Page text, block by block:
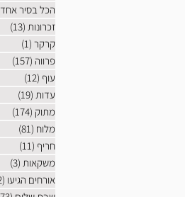
הכל בסיר אחד
זכרונות (13)
קרקר (1)
פרווה (157)
עוף (12)
עדות (19)
מתוק (174)
מלוח (81)
חריף (11)
משקאות (3)
אורחים הגיעו (192)